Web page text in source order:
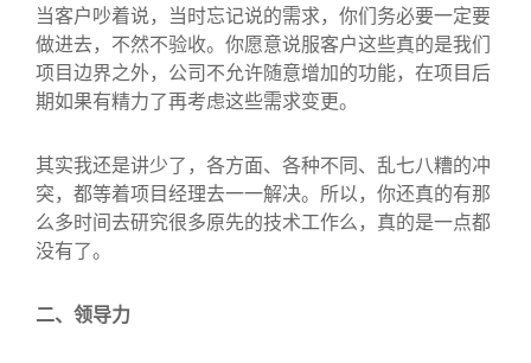
当客户吵着说，当时忘记说的需求，你们务必要一定要
做进去，不然不验收。你愿意说服客户这些真的是我们
项目边界之外，公司不允许随意增加的功能，在项目后
期如果有精力了再考虑这些需求变更。
其实我还是讲少了，各方面、各种不同、乱七八糟的冲
突，都等着项目经理去一一解决。所以，你还真的有那
么多时间去研究很多原先的技术工作么，真的是一点都
没有了。
二、领导力